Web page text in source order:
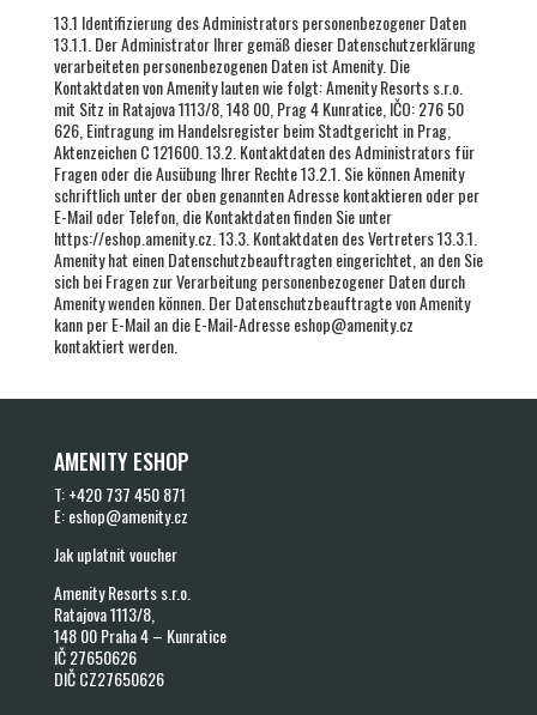
13.1 Identifizierung des Administrators personenbezogener Daten
13.1.1. Der Administrator Ihrer gemäß dieser Datenschutzerklärung
verarbeiteten personenbezogenen Daten ist Amenity. Die
Kontaktdaten von Amenity lauten wie folgt: Amenity Resorts s.r.o.
mit Sitz in Ratajova 1113/8, 148 00, Prag 4 Kunratice, IČO: 276 50
626, Eintragung im Handelsregister beim Stadtgericht in Prag,
Aktenzeichen C 121600. 13.2. Kontaktdaten des Administrators für
Fragen oder die Ausübung Ihrer Rechte 13.2.1. Sie können Amenity
schriftlich unter der oben genannten Adresse kontaktieren oder per
E-Mail oder Telefon, die Kontaktdaten finden Sie unter
https://eshop.amenity.cz. 13.3. Kontaktdaten des Vertreters 13.3.1.
Amenity hat einen Datenschutzbeauftragten eingerichtet, an den Sie
sich bei Fragen zur Verarbeitung personenbezogener Daten durch
Amenity wenden können. Der Datenschutzbeauftragte von Amenity
kann per E-Mail an die E-Mail-Adresse eshop@amenity.cz
kontaktiert werden.
AMENITY ESHOP
T:+420 737 450 871
E:eshop@amenity.cz
Jak uplatnit voucher
Amenity Resorts s.r.o.
Ratajova 1113/8,
148 00 Praha 4 – Kunratice
IČ 27650626
DIČ CZ27650626